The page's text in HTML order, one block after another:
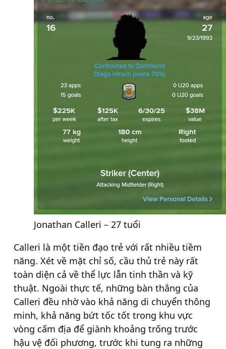
Jonathan Calleri – 27 tuổi
Calleri là một tiền đạo trẻ với rất nhiều tiềm
năng. Xét về mặt chỉ số, cầu thủ trẻ này rất
toàn diện cả về thể lực lẫn tinh thần và kỹ
thuật. Ngoài thực tế, những bàn thắng của
Calleri đều nhờ vào khả năng di chuyển thông
minh, khả năng bứt tốc tốt trong khu vực
vòng cấm địa để giành khoảng trống trước
hậu vệ đối phương, trước khi tung ra những